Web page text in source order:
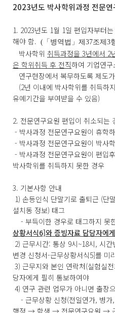
2023년도 박사학위과정 전문
1. 2023년도 1월 1일 편입자부터
해야 함. ( 「 병역법 」 제 37조제 3
박사학위 취득과정을 3년에서 2
은 학위취득 후 전직하여 기업연
연구현장에서 복무하도록 제도
(2년 이내에 박사학위를 취득하
유예기간을 부여받을 수 있음)
2. 전문연구요원 편입이 취소되는
- 박사과정 전문연구요원이 휴학
- 박사과정 전문연구요원이 박사
- 박사과정 전문연구요원이 편입
박사학위를 취득하지 못한 경우
3. 기본사항 안내
1) 손등인식 단말기로 출퇴근 (단
설치동 정보) 태그
- 부득이한 경우로 태그하지 못
상황서식6]와 증빙자료 담당자에
2) 근무시간: 통상 9시~18시, 시
변경 신청서-근무상황서식5]를 미
3) 근무지와 본인 연락처(실험실
당자에게 필히 통보하여야
4) 연구 관련 업무가 아니면 출장
- 근무상황 신청(전일연가, 병
행정 → 학생 → 전문연구요원 →